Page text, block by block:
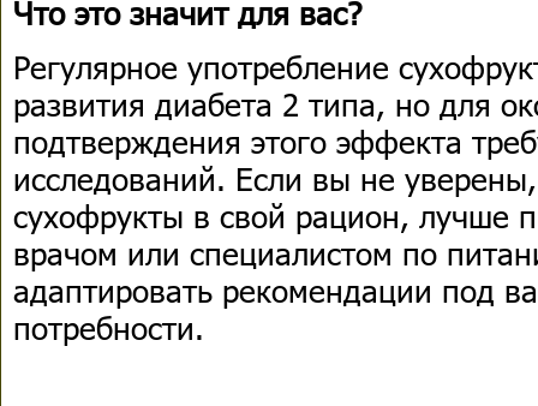
Что это значит для вас?
Регулярное употребление
развития диабета 2 типа, но для
подтверждения этого эффекта
исследований. Если вы не
сухофрукты в свой рацион, лучше
врачом или специалистом по
адаптировать рекомендации под
потребности.